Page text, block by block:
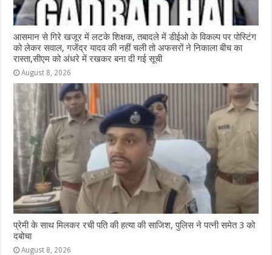
आसमान से गिरे खजूर में लटके शिक्षक, तबादले में डीईओ के विकल्प पर पोस्टिंग
को लेकर सवाल, गजेंद्र यादव की नहीं चली तो अफसरों ने निकाला बीच का
रास्ता,सीएम को अंधरे में रखकर बना दी गई सूची
August 8, 2026
प्रेमी के साथ मिलकर रची पति की हत्या की साजिश, पुलिस ने पत्नी समेत 3 को
दबोचा
August 8, 2026